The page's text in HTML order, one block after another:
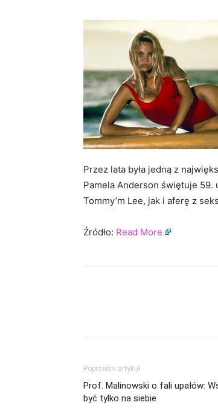
Przez lata była jedną z
Pamela Anderson świętuje
Tommy’m Lee, jak i aferę z
Źródło: Read More
Poprzedni artykuł
Prof. Malinowski o fali upałów:
być tylko na siebie